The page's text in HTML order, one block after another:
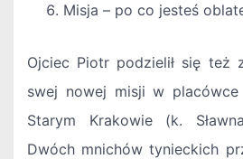
Misja – po co jesteś
Ojciec Piotr podzielił się też
swej nowej misji w
Starym Krakowie (k.
Dwóch mnichów tynieckich